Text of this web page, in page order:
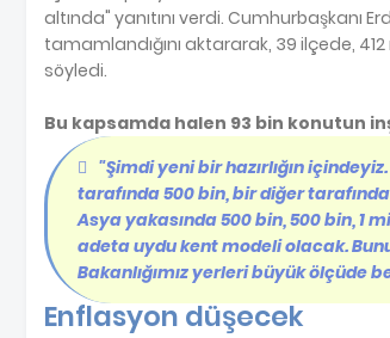
altında" yanıtını verdi.
tamamlandığını aktararak, 39 ilçede,
söyledi.
Bu kapsamda halen 93 bin konutun
"Şimdi yeni bir hazırlığın
tarafında 500 bin, bir diğer
Asya yakasında 500 bin, 500 bin, 1
adeta uydu kent modeli olacak.
Bakanlığımız yerleri büyük ölçüde
Enflasyon düşecek